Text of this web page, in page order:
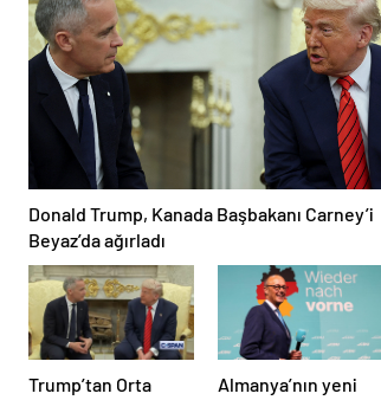
çizgimizdir
uçuşunda kaza
Donald Trump, Kanada Başbakanı Carney’i
Beyaz’da ağırladı
Trump’tan Orta
Almanya’nın yeni